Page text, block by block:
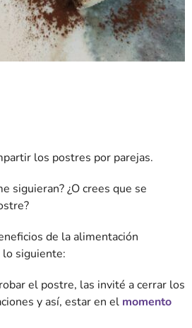
los postres por parejas.
siguieran? ¿O crees que se
de la alimentación
siguiente:
el postre, las invité a cerrar los
y así, estar en el momento